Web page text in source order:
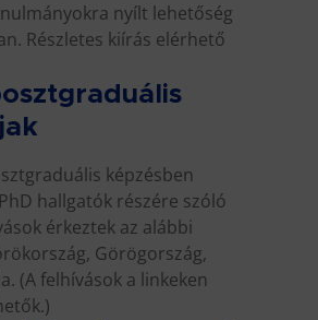
nyílt lehetőség
Részletes kiírás elérhető
képzésben
hallgatók részére szóló
érkeztek az alábbi
Görögország,
(A felhívások a linkeken